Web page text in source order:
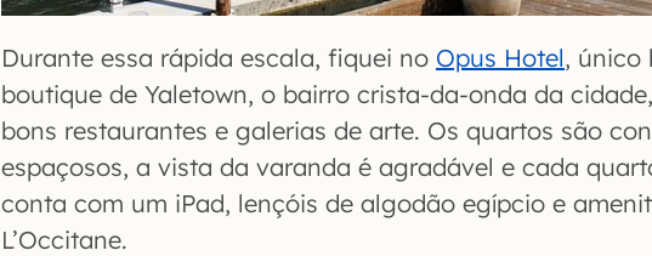
Durante essa rápida escala, fiquei no Opus Hotel, único
boutique de Yaletown, o bairro crista-da-onda da
bons restaurantes e galerias de arte. Os quartos são
espaçosos, a vista da varanda é agradável e cada
conta com um iPad, lençóis de algodão egípcio e
L’Occitane.